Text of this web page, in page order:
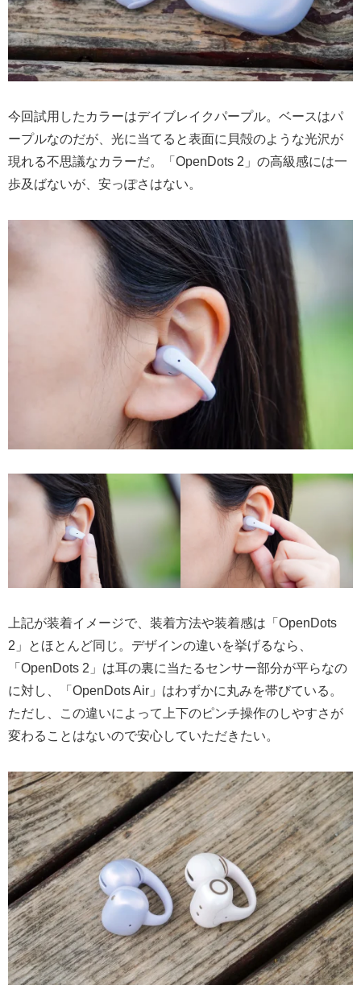
今回試用したカラーはデイブレイクパープル。ベースはパ
ープルなのだが、光に当てると表面に貝殻のような光沢が
現れる不思議なカラーだ。「OpenDots 2」の高級感には一
歩及ばないが、安っぽさはない。
上記が装着イメージで、装着方法や装着感は「OpenDots
2」とほとんど同じ。デザインの違いを挙げるなら、
「OpenDots 2」は耳の裏に当たるセンサー部分が平らなの
に対し、「OpenDots Air」はわずかに丸みを帯びている。
ただし、この違いによって上下のピンチ操作のしやすさが
変わることはないので安心していただきたい。